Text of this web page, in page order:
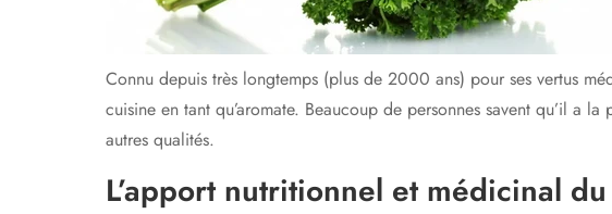
Connu depuis très longtemps (plus de 2000 ans) pour ses vertus
cuisine en tant qu’aromate. Beaucoup de personnes savent qu’il a
autres qualités.
L’apport nutritionnel et médicinal